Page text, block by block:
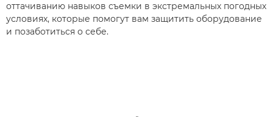
оттачиванию навыков съемки в экстремальных погодных
условиях, которые помогут вам защитить оборудование
и позаботиться о себе.